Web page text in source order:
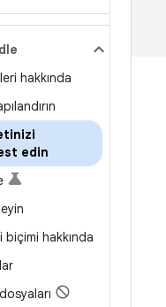
hakkında
edin
hakkında